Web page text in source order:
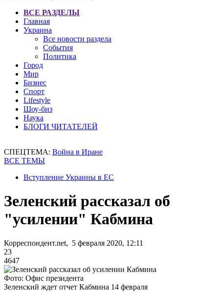
ВСЕ РАЗДЕЛЫ
Главная
Украина
Все новости раздела
События
Политика
Город
Мир
Бизнес
Спорт
Lifestyle
Шоу-биз
Наука
БЛОГИ ЧИТАТЕЛЕЙ
СПЕЦТЕМА: Война в Иране
ВСЕ ТЕМЫ
Вступление Украины в ЕС
Зеленский рассказал об
"усилении" Кабмина
Корреспондент.net, 5 февраля 2020, 12:11
23
4647
Фото: Офис президента
Зеленский ждет отчет Кабмина 14 февраля